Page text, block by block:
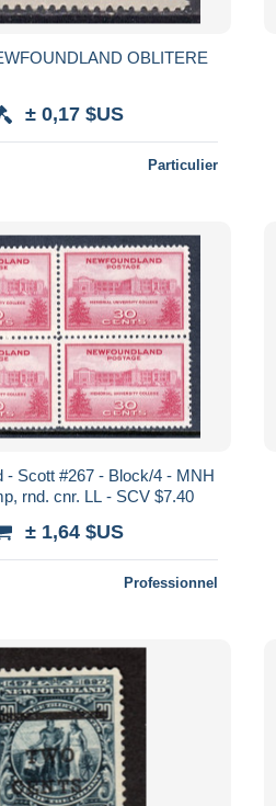
CANADA NEWFOUNDLAND OBLITERE
± 0,17 $US
Particulier
- Scott #267 - Block/4 - MNH
rnd. cnr. LL - SCV $7.40
± 1,64 $US
Professionnel